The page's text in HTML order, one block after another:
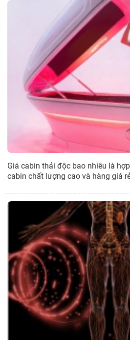
Giá cabin thải độc bao nhiêu là
cabin chất lượng cao và hàng giá